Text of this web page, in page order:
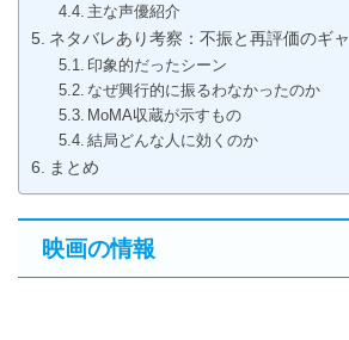
主な声優紹介
ネタバレあり考察：不振と再評価のギ
印象的だったシーン
なぜ興行的に振るわなかったのか
MoMA収蔵が示すもの
結局どんな人に効くのか
まとめ
映画の情報